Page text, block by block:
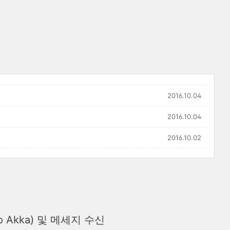
2016.10.04
2016.10.04
2016.10.02
및 메세지 수신